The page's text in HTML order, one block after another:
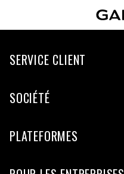
SERVICE CLIENT
SOCIÉTÉ
PLATEFORMES